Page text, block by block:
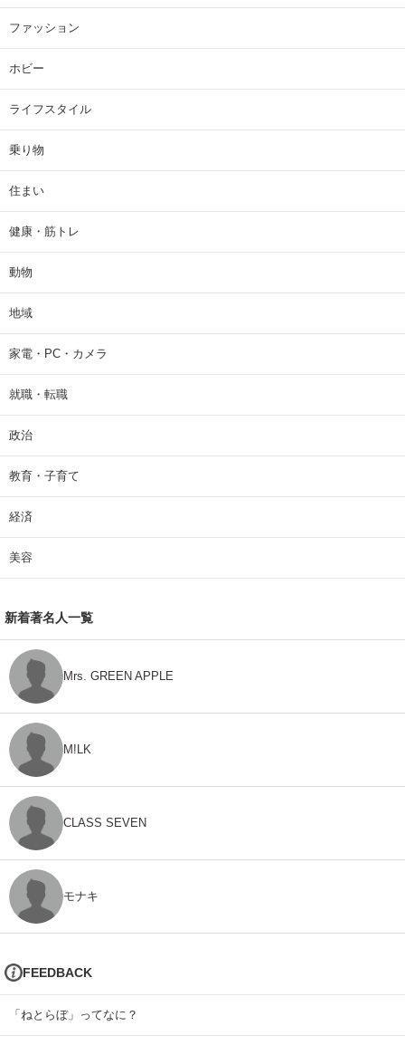
ファッション
ホビー
ライフスタイル
乗り物
住まい
健康・筋トレ
動物
地域
家電・PC・カメラ
就職・転職
政治
教育・子育て
経済
美容
新着著名人一覧
Mrs. GREEN APPLE
M!LK
CLASS SEVEN
モナキ
FEEDBACK
「ねとらぼ」ってなに？